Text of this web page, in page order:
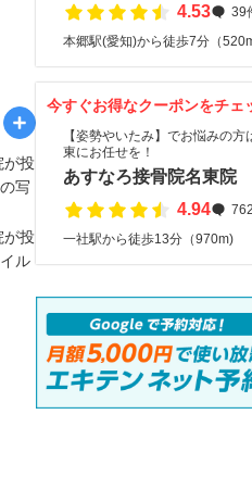
4.53
39
本郷駅(愛知)から徒歩7分（
今すぐお得なクーポンをチェ
【姿勢やいたみ】でお悩みの方
東にお任せを！
あすなろ接骨院名東院
4.94
一社駅から徒歩13分（970m)